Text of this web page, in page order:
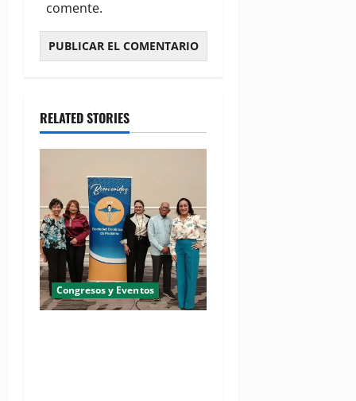
comente.
RELATED STORIES
Congresos y Eventos